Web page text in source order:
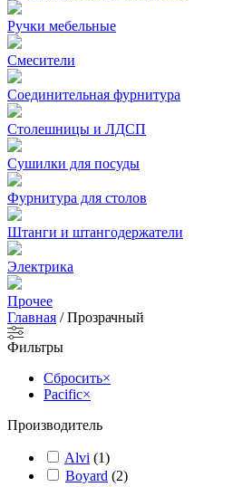
Ручки мебельные
Смесители
Соединительная фурнитура
Столешницы и ЛДСП
Сушилки для посуды
Фурнитура для столов
Штанги и штангодержатели
Электрика
Прочее
Главная /Прозрачный
Фильтры
Сбросить×
Pacific×
Производитель
Alvi (1)
Boyard (2)